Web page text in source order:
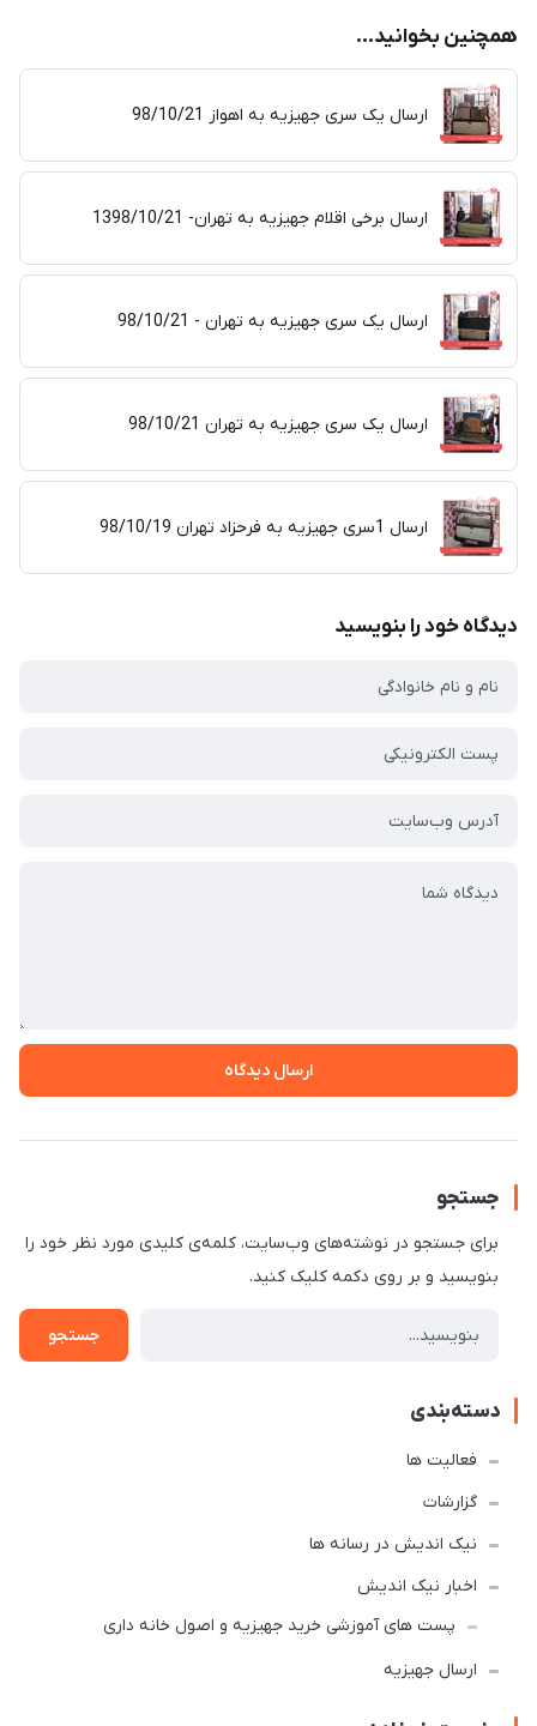
همچنین بخوانید...
ارسال یک سری جهیزیه به اهواز 98/10/21
ارسال برخی اقلام جهیزیه به تهران- 1398/10/21
ارسال یک سری جهیزیه به تهران - 98/10/21
ارسال یک سری جهیزیه به تهران 98/10/21
ارسال 1سری جهیزیه به فرحزاد تهران 98/10/19
دیدگاه خود را بنویسید
ارسال دیدگاه
جستجو
برای جستجو در نوشته‌های وب‌سایت، کلمه‌ی کلیدی مورد نظر خود را
بنویسید و بر روی دکمه کلیک کنید.
جستجو
دسته‌بندی
فعالیت ها
گزارشات
نیک اندیش در رسانه ها
اخبار نیک اندیش
پست های آموزشی خرید جهیزیه و اصول خانه داری
ارسال جهیزیه